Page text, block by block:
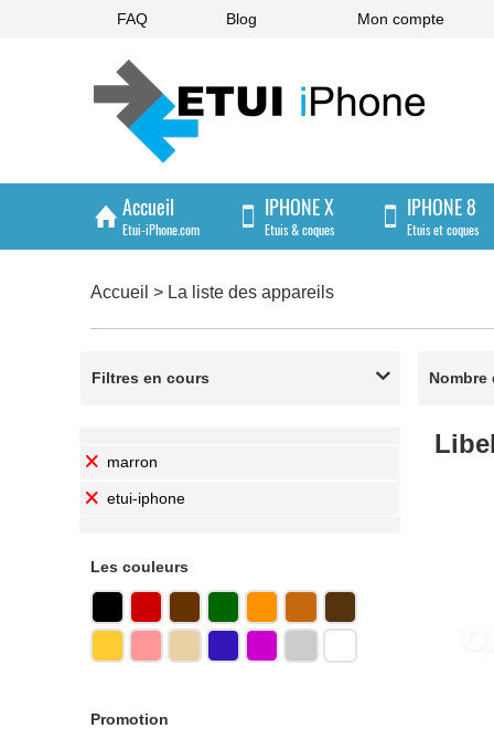
FAQ Blog Mon compte
Accueil
Etui-iPhone.com
IPHONE X
Etuis & coques
IPHONE 8
Etuis et coques
Etuis et coques
Accueil > La liste des appareils
Filtres en cours 
marron
etui-iphone
Les couleurs
Promotion